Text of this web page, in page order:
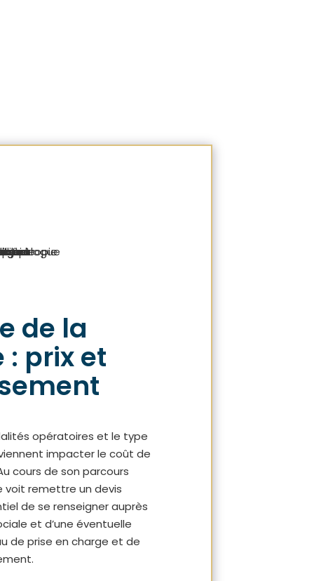
de la
prix et
opératoires et le type
impacter le coût de
cours de son parcours
voit remettre un devis
de se renseigner auprès
et d’une éventuelle
de prise en charge et de